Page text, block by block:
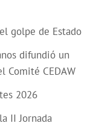
golpe de Estado
difundió un
Comité CEDAW
2026
II Jornada